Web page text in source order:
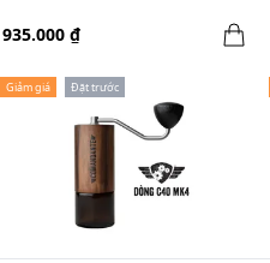
935.000 ₫
Giảm giá Đặt trước